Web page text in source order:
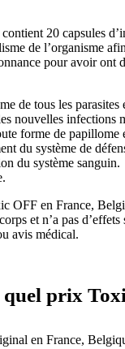
20 capsules
de l’organisme
pour avoir ont
de tous les
nouvelles infections
forme de papillome
du système de
du système sanguin.
OFF en France,
et n’a pas
avis médical.
quel prix
en France,